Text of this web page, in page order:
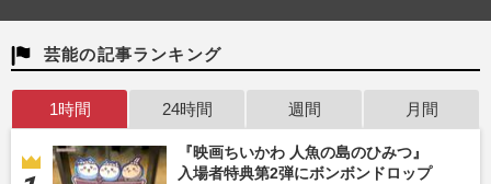
芸能の記事ランキング
1時間 24時間 週間 月間
『映画ちいかわ 人魚の島のひみつ』
入場者特典第2弾にボンボンドロップ